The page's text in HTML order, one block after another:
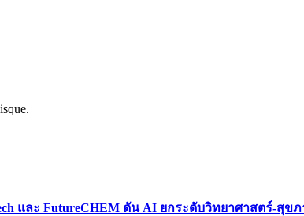
และ FutureCHEM ดัน AI ยกระดับวิทยาศาสตร์-สุ